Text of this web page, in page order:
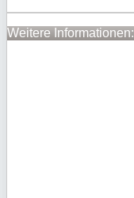
Weitere Informationen: